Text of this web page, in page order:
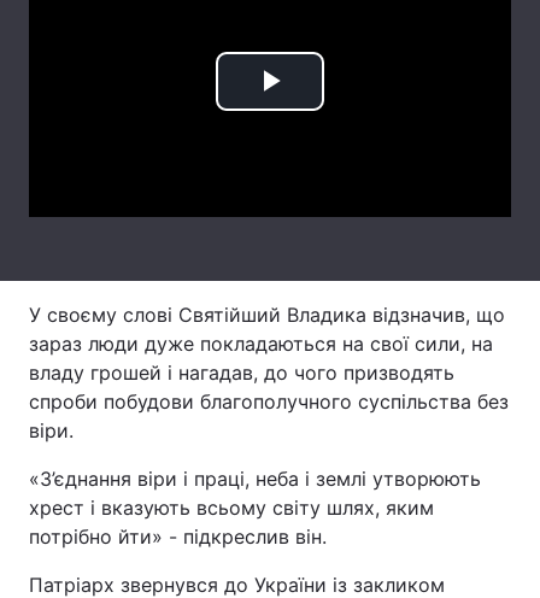
Інциденти
Туризм
Екологія Регіони
Відео з Youtube Статті
Інтерв'ю Думки
Контакти
Play
У своєму слові Святійший Владика відзначив, що
зараз люди дуже покладаються на свої сили, на
владу грошей і нагадав, до чого призводять
спроби побудови благополучного суспільства без
віри.
«З’єднання віри і праці, неба і землі утворюють
хрест і вказують всьому світу шлях, яким
потрібно йти» - підкреслив він.
Патріарх звернувся до України із закликом